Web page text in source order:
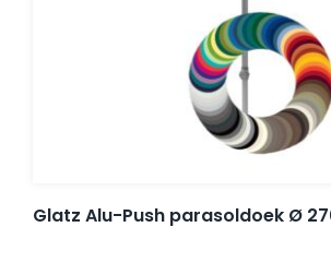
Glatz Alu-Push parasoldoek Ø